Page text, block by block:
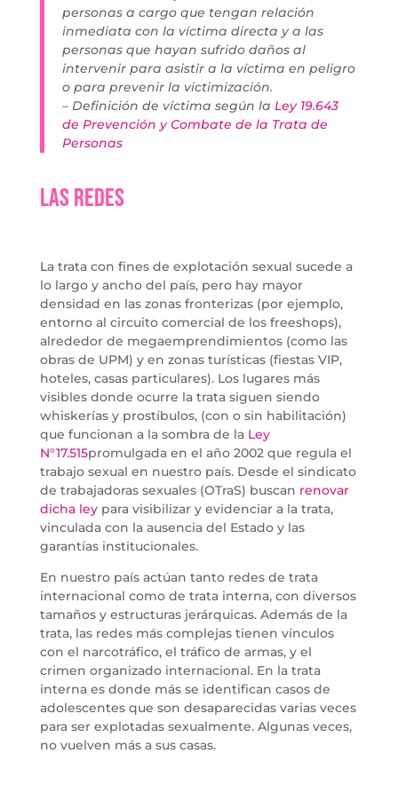
personas a cargo que tengan relación
inmediata con la víctima directa y a las
personas que hayan sufrido daños al
intervenir para asistir a la víctima en peligro
o para prevenir la victimización.
– Definición de víctima según la Ley 19.643
de Prevención y Combate de la Trata de
Personas
Las redes
La trata con fines de explotación sexual sucede a
lo largo y ancho del país, pero hay mayor
densidad en las zonas fronterizas (por ejemplo,
entorno al circuito comercial de los freeshops),
alrededor de megaemprendimientos (como las
obras de UPM) y en zonas turísticas (fiestas VIP,
hoteles, casas particulares). Los lugares más
visibles donde ocurre la trata siguen siendo
whiskerías y prostíbulos, (con o sin habilitación)
que funcionan a la sombra de la Ley
N°17.515promulgada en el año 2002 que regula el
trabajo sexual en nuestro país. Desde el sindicato
de trabajadoras sexuales (OTraS) buscan renovar
dicha leypara visibilizar y evidenciar a la trata,
vinculada con la ausencia del Estado y las
garantías institucionales.
En nuestro país actúan tanto redes de trata
internacional como de trata interna, con diversos
tamaños y estructuras jerárquicas. Además de la
trata, las redes más complejas tienen vínculos
con el narcotráfico, el tráfico de armas, y el
crimen organizado internacional. En la trata
interna es donde más se identifican casos de
adolescentes que son desaparecidas varias veces
para ser explotadas sexualmente. Algunas veces,
no vuelven más a sus casas.